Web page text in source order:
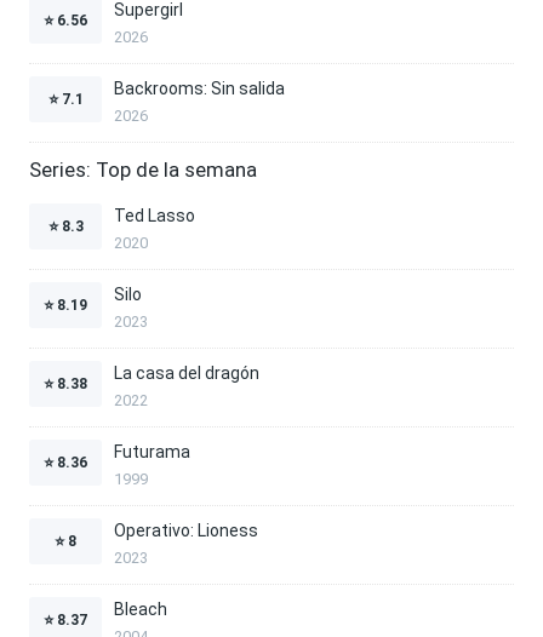
⭐ 6.56
Supergirl
2026
⭐ 7.1
Backrooms: Sin salida
2026
Series: Top de la semana
⭐ 8.3
Ted Lasso
2020
⭐ 8.19
Silo
2023
⭐ 8.38
La casa del dragón
2022
⭐ 8.36
Futurama
1999
⭐ 8
Operativo: Lioness
2023
⭐ 8.37
Bleach